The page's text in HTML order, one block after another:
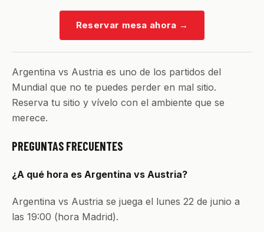
Reservar mesa ahora →
Argentina vs Austria es uno de los partidos del
Mundial que no te puedes perder en mal sitio.
Reserva tu sitio y vívelo con el ambiente que se
merece.
PREGUNTAS FRECUENTES
¿A qué hora es Argentina vs Austria?
Argentina vs Austria se juega el lunes 22 de junio a
las 19:00 (hora Madrid).